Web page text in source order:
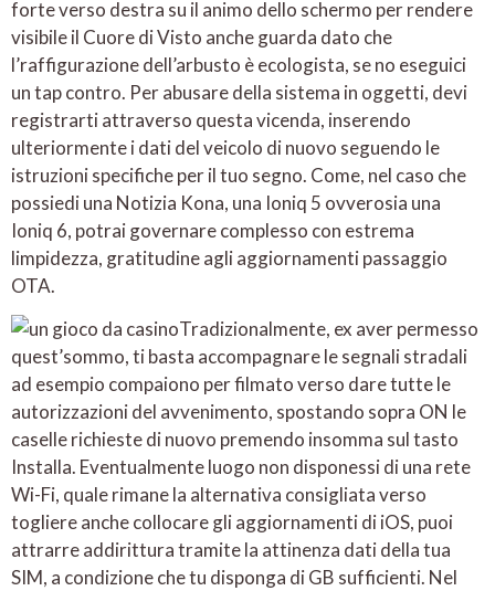
forte verso destra su il animo dello schermo per rendere
visibile il Cuore di Visto anche guarda dato che
l’raffigurazione dell’arbusto è ecologista, se no eseguici
un tap contro. Per abusare della sistema in oggetti, devi
registrarti attraverso questa vicenda, inserendo
ulteriormente i dati del veicolo di nuovo seguendo le
istruzioni specifiche per il tuo segno. Come, nel caso che
possiedi una Notizia Kona, una Ioniq 5 ovverosia una
Ioniq 6, potrai governare complesso con estrema
limpidezza, gratitudine agli aggiornamenti passaggio
OTA.
Tradizionalmente, ex aver permesso
quest’sommo, ti basta accompagnare le segnali stradali
ad esempio compaiono per filmato verso dare tutte le
autorizzazioni del avvenimento, spostando sopra ON le
caselle richieste di nuovo premendo insomma sul tasto
Installa. Eventualmente luogo non disponessi di una rete
Wi-Fi, quale rimane la alternativa consigliata verso
togliere anche collocare gli aggiornamenti di iOS, puoi
attrarre addirittura tramite la attinenza dati della tua
SIM, a condizione che tu disponga di GB sufficienti. Nel